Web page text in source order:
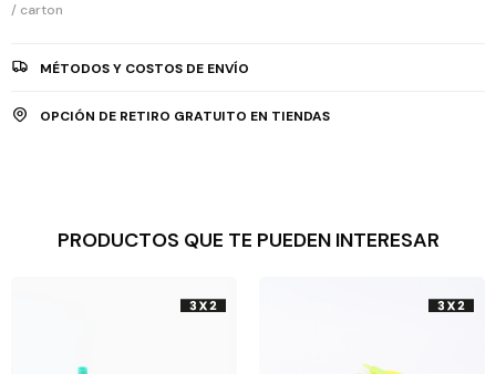
/ carton
MÉTODOS Y COSTOS DE ENVÍO
OPCIÓN DE RETIRO GRATUITO EN TIENDAS
PRODUCTOS QUE TE PUEDEN INTERESAR